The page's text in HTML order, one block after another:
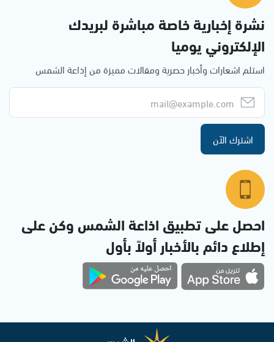
نشرة إخبارية خاصة مباشرة لبريدك
الإلكتروني يوميا
استلم اشعارات وأخبار حصرية ومقالات مميزة من إذاعة الشمس
اشترك الآن
احصل على تطبيق اذاعة الشمس وكن على
إطلاع دائم بالأخبار أولاً بأول